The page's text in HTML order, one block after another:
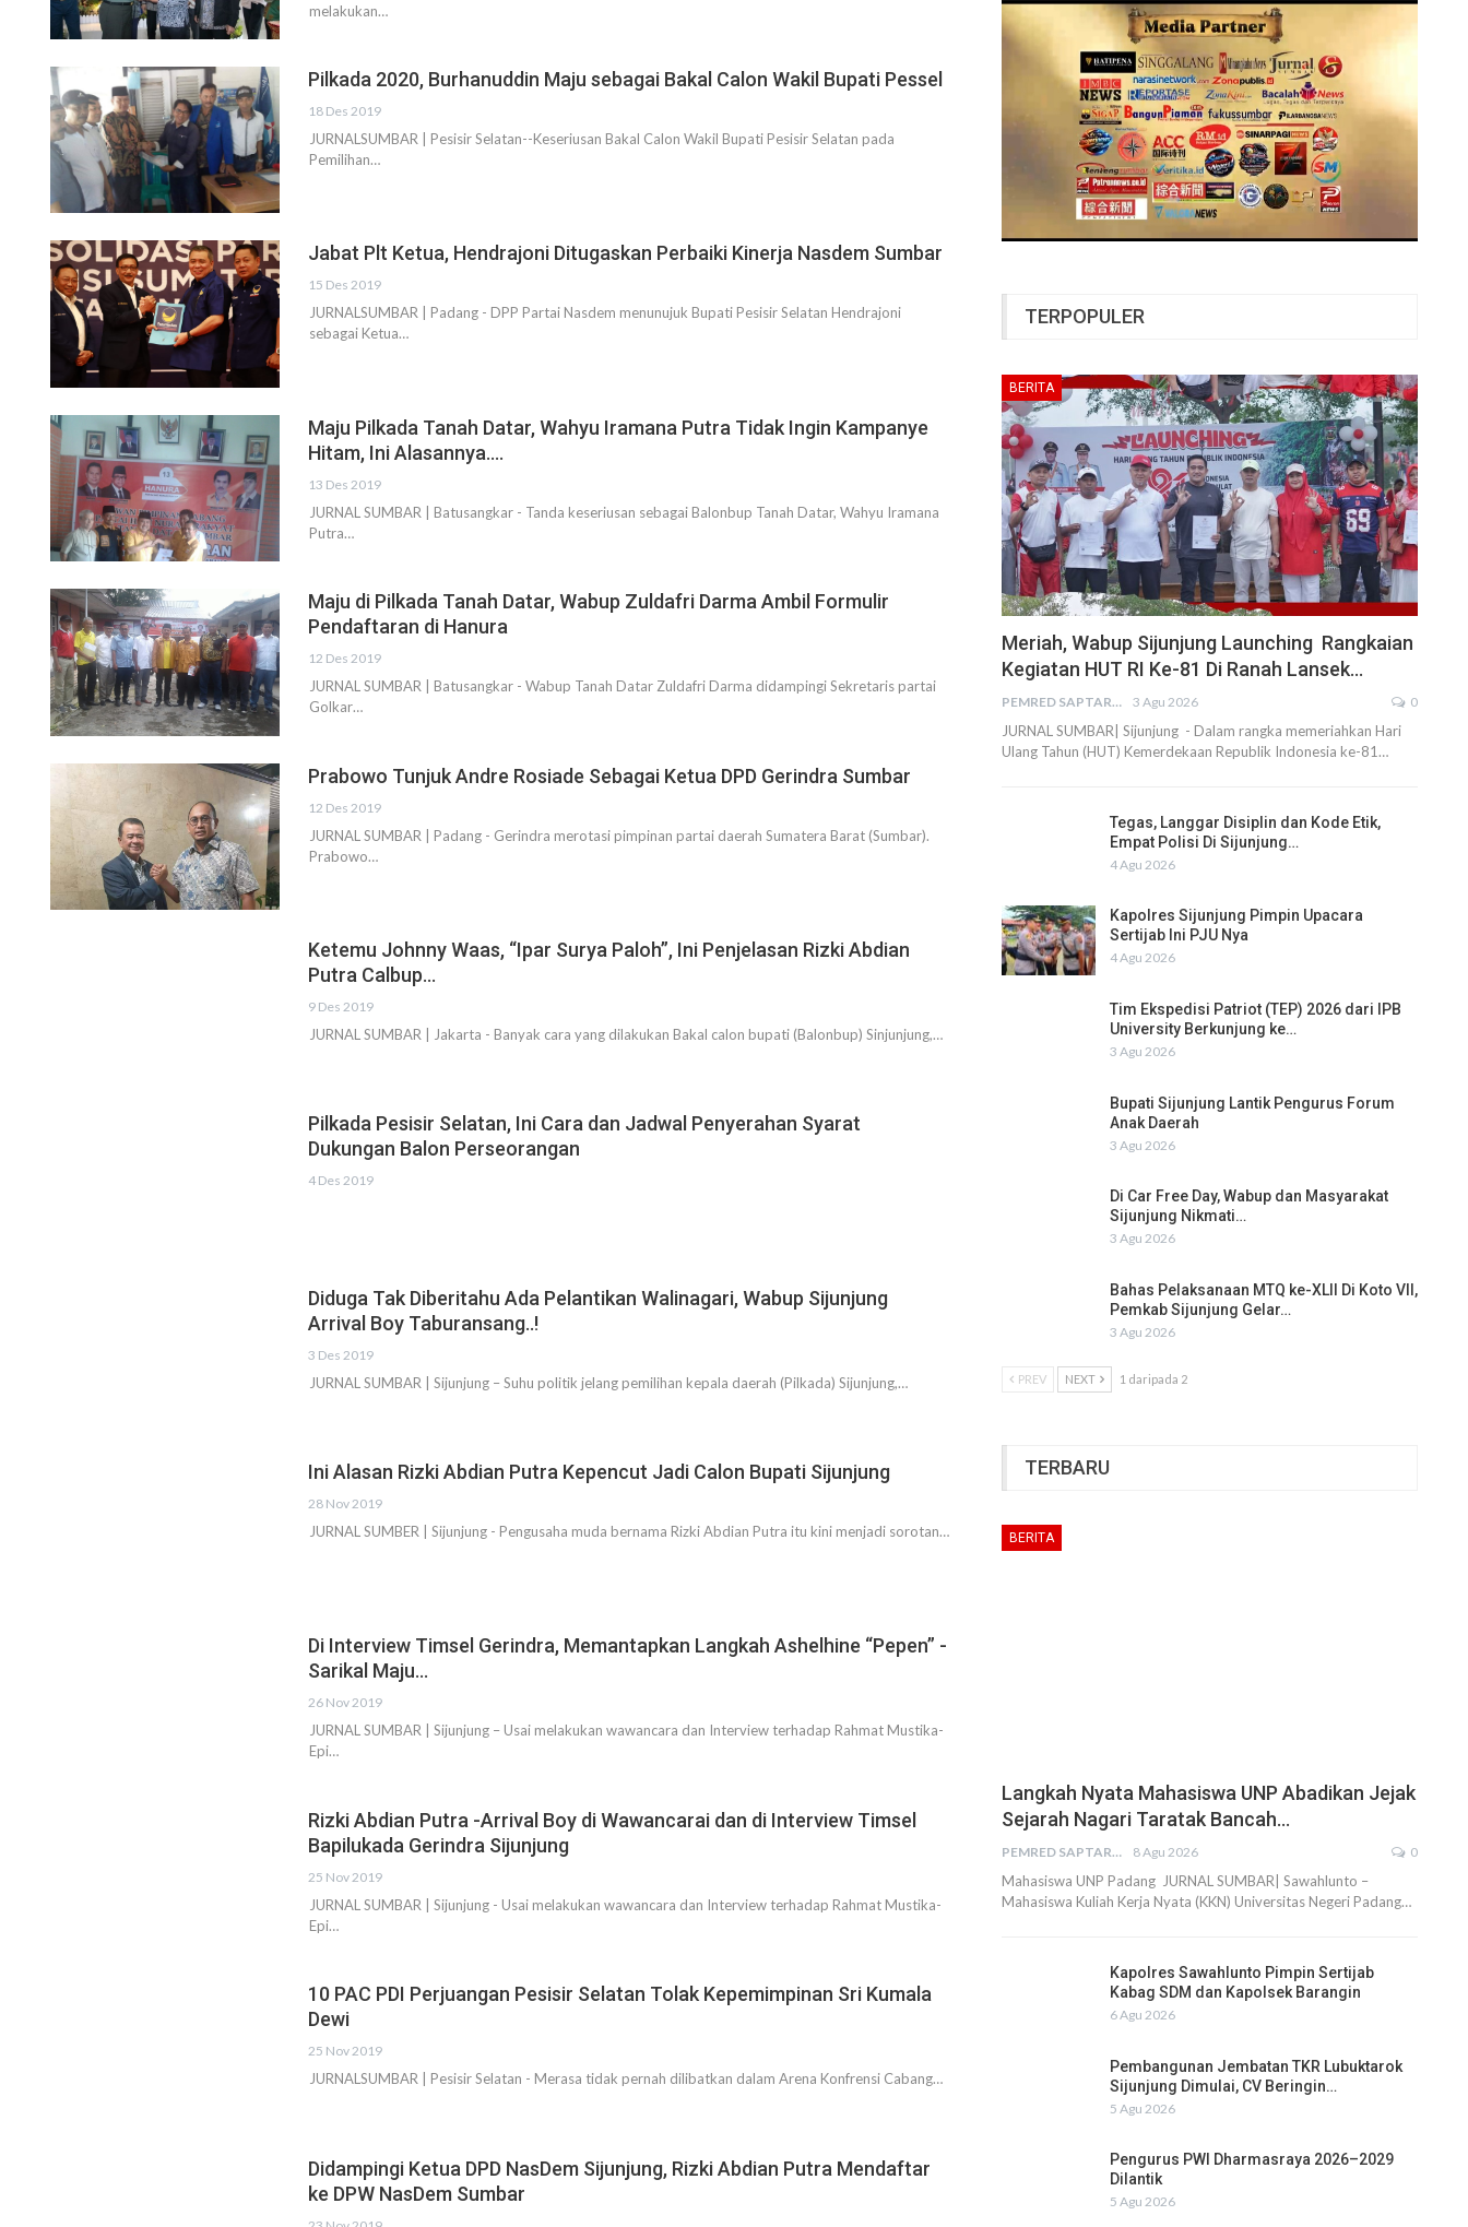
melakukan…
Pilkada 2020, Burhanuddin Maju sebagai Bakal Calon Wakil Bupati Pessel
18 Des 2019
JURNALSUMBAR | Pesisir Selatan--Keseriusan Bakal Calon Wakil Bupati Pesisir Selatan pada
Pemilihan…
Jabat Plt Ketua, Hendrajoni Ditugaskan Perbaiki Kinerja Nasdem Sumbar
15 Des 2019
JURNALSUMBAR | Padang - DPP Partai Nasdem menunujuk Bupati Pesisir Selatan Hendrajoni
sebagai Ketua…
Maju Pilkada Tanah Datar, Wahyu Iramana Putra Tidak Ingin Kampanye
Hitam, Ini Alasannya….
13 Des 2019
JURNAL SUMBAR | Batusangkar - Tanda keseriusan sebagai Balonbup Tanah Datar, Wahyu Iramana
Putra…
Maju di Pilkada Tanah Datar, Wabup Zuldafri Darma Ambil Formulir
Pendaftaran di Hanura
12 Des 2019
JURNAL SUMBAR | Batusangkar - Wabup Tanah Datar Zuldafri Darma didampingi Sekretaris partai
Golkar…
Prabowo Tunjuk Andre Rosiade Sebagai Ketua DPD Gerindra Sumbar
12 Des 2019
JURNAL SUMBAR | Padang - Gerindra merotasi pimpinan partai daerah Sumatera Barat (Sumbar).
Prabowo…
Ketemu Johnny Waas, “Ipar Surya Paloh”, Ini Penjelasan Rizki Abdian
Putra Calbup…
9 Des 2019
JURNAL SUMBAR | Jakarta - Banyak cara yang dilakukan Bakal calon bupati (Balonbup) Sinjunjung,…
Pilkada Pesisir Selatan, Ini Cara dan Jadwal Penyerahan Syarat
Dukungan Balon Perseorangan
4 Des 2019
Diduga Tak Diberitahu Ada Pelantikan Walinagari, Wabup Sijunjung
Arrival Boy Taburansang..!
3 Des 2019
JURNAL SUMBAR | Sijunjung – Suhu politik jelang pemilihan kepala daerah (Pilkada) Sijunjung,…
Ini Alasan Rizki Abdian Putra Kepencut Jadi Calon Bupati Sijunjung
28 Nov 2019
JURNAL SUMBER | Sijunjung - Pengusaha muda bernama Rizki Abdian Putra itu kini menjadi sorotan…
Di Interview Timsel Gerindra, Memantapkan Langkah Ashelhine “Pepen” -
Sarikal Maju…
26 Nov 2019
JURNAL SUMBAR | Sijunjung – Usai melakukan wawancara dan Interview terhadap Rahmat Mustika-
Epi…
Rizki Abdian Putra -Arrival Boy di Wawancarai dan di Interview Timsel
Bapilukada Gerindra Sijunjung
25 Nov 2019
JURNAL SUMBAR | Sijunjung - Usai melakukan wawancara dan Interview terhadap Rahmat Mustika-
Epi…
10 PAC PDI Perjuangan Pesisir Selatan Tolak Kepemimpinan Sri Kumala
Dewi
25 Nov 2019
JURNALSUMBAR | Pesisir Selatan - Merasa tidak pernah dilibatkan dalam Arena Konfrensi Cabang…
Didampingi Ketua DPD NasDem Sijunjung, Rizki Abdian Putra Mendaftar
ke DPW NasDem Sumbar
TERPOPULER
BERITA
Meriah, Wabup Sijunjung Launching Rangkaian
Kegiatan HUT RI Ke-81 Di Ranah Lansek…
PEMRED SAPTARIUS 3 Agu 2026 0
JURNAL SUMBAR| Sijunjung - Dalam rangka memeriahkan Hari
Ulang Tahun (HUT) Kemerdekaan Republik Indonesia ke-81…
Tegas, Langgar Disiplin dan Kode Etik,
Empat Polisi Di Sijunjung…
4 Agu 2026
Kapolres Sijunjung Pimpin Upacara
Sertijab Ini PJU Nya
4 Agu 2026
Tim Ekspedisi Patriot (TEP) 2026 dari IPB
University Berkunjung ke…
3 Agu 2026
Bupati Sijunjung Lantik Pengurus Forum
Anak Daerah
3 Agu 2026
Di Car Free Day, Wabup dan Masyarakat
Sijunjung Nikmati…
3 Agu 2026
Bahas Pelaksanaan MTQ ke-XLII Di Koto VII,
Pemkab Sijunjung Gelar…
3 Agu 2026
PREV NEXT 1 daripada 2
TERBARU
BERITA
Langkah Nyata Mahasiswa UNP Abadikan Jejak
Sejarah Nagari Taratak Bancah…
PEMRED SAPTARIUS 8 Agu 2026 0
Mahasiswa UNP Padang JURNAL SUMBAR| Sawahlunto –
Mahasiswa Kuliah Kerja Nyata (KKN) Universitas Negeri Padang…
Kapolres Sawahlunto Pimpin Sertijab
Kabag SDM dan Kapolsek Barangin
6 Agu 2026
Pembangunan Jembatan TKR Lubuktarok
Sijunjung Dimulai, CV Beringin…
5 Agu 2026
Pengurus PWI Dharmasraya 2026–2029
Dilantik
5 Agu 2026